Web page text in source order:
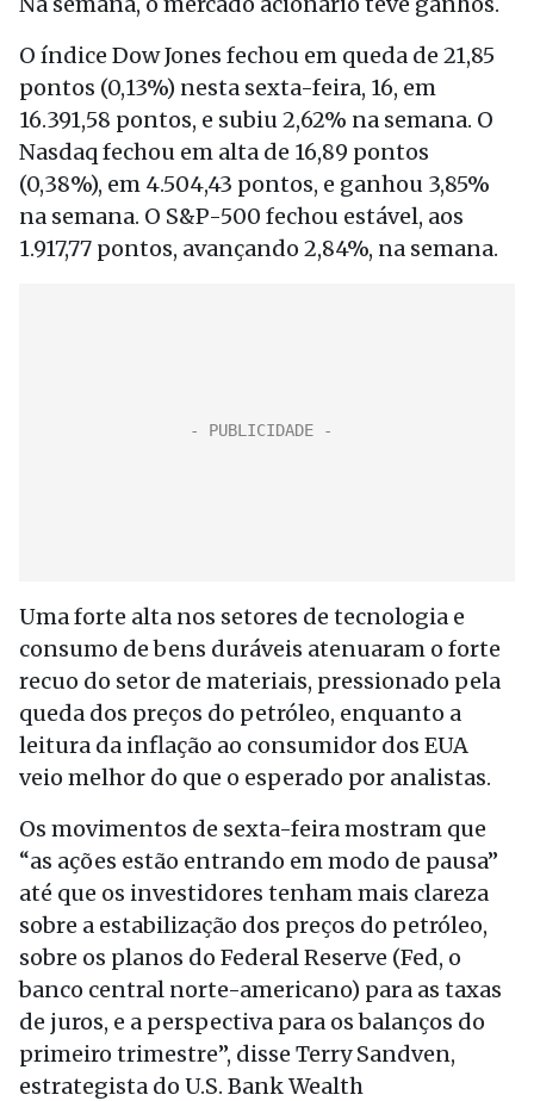
O índice Dow Jones fechou em queda de 21,85
pontos (0,13%) nesta sexta-feira, 16, em
16.391,58 pontos, e subiu 2,62% na semana. O
Nasdaq fechou em alta de 16,89 pontos
(0,38%), em 4.504,43 pontos, e ganhou 3,85%
na semana. O S&P-500 fechou estável, aos
1.917,77 pontos, avançando 2,84%, na semana.
Uma forte alta nos setores de tecnologia e
consumo de bens duráveis atenuaram o forte
recuo do setor de materiais, pressionado pela
queda dos preços do petróleo, enquanto a
leitura da inflação ao consumidor dos EUA
veio melhor do que o esperado por analistas.
Os movimentos de sexta-feira mostram que
“as ações estão entrando em modo de pausa”
até que os investidores tenham mais clareza
sobre a estabilização dos preços do petróleo,
sobre os planos do Federal Reserve (Fed, o
banco central norte-americano) para as taxas
de juros, e a perspectiva para os balanços do
primeiro trimestre”, disse Terry Sandven,
estrategista do U.S. Bank Wealth